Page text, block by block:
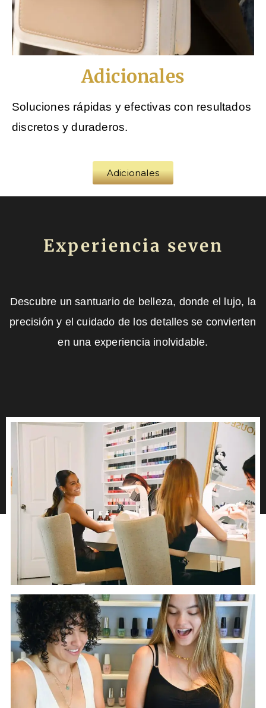
Adicionales
Soluciones rápidas y efectivas con resultados
discretos y duraderos.
Adicionales
Experiencia seven
Descubre un santuario de belleza, donde el lujo, la
precisión y el cuidado de los detalles se convierten
en una experiencia inolvidable.